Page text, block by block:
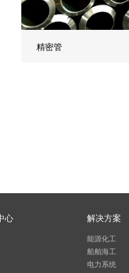
精密管
心 解决方案
能源化工
船舶海工
电力系统